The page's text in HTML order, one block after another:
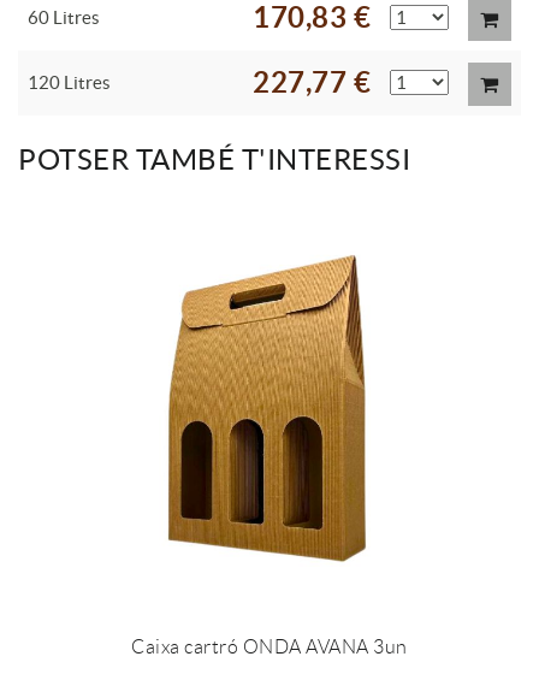
60 Litres 170,83 €
120 Litres 227,77 €
POTSER TAMBÉ T'INTERESSI
Caixa cartró ONDA AVANA 3un